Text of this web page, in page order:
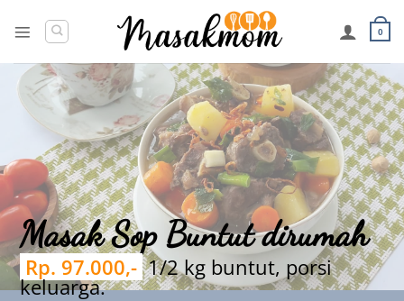
0
Masak Sop Buntut dirumah
Rp. 97.000,- 1/2 kg buntut, porsi
keluarga.